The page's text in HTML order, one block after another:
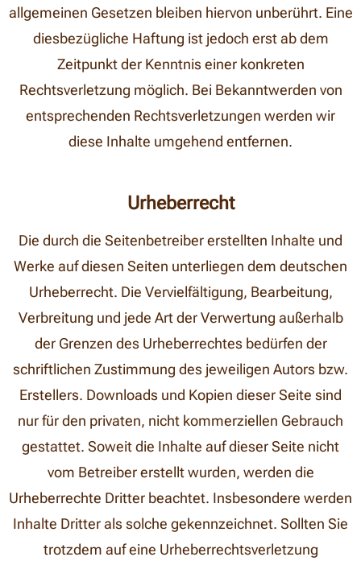
allgemeinen Gesetzen bleiben hiervon unberührt. Eine
diesbezügliche Haftung ist jedoch erst ab dem
Zeitpunkt der Kenntnis einer konkreten
Rechtsverletzung möglich. Bei Bekanntwerden von
entsprechenden Rechtsverletzungen werden wir
diese Inhalte umgehend entfernen.
Urheberrecht
Die durch die Seitenbetreiber erstellten Inhalte und
Werke auf diesen Seiten unterliegen dem deutschen
Urheberrecht. Die Vervielfältigung, Bearbeitung,
Verbreitung und jede Art der Verwertung außerhalb
der Grenzen des Urheberrechtes bedürfen der
schriftlichen Zustimmung des jeweiligen Autors bzw.
Erstellers. Downloads und Kopien dieser Seite sind
nur für den privaten, nicht kommerziellen Gebrauch
gestattet. Soweit die Inhalte auf dieser Seite nicht
vom Betreiber erstellt wurden, werden die
Urheberrechte Dritter beachtet. Insbesondere werden
Inhalte Dritter als solche gekennzeichnet. Sollten Sie
trotzdem auf eine Urheberrechtsverletzung